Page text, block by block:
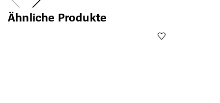
Ähnliche Produkte